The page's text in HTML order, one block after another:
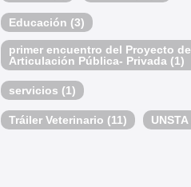
Educación (3)
primer encuentro del Proyecto de
Articulación Pública- Privada (1)
servicios (1)
Tráiler Veterinario (11) UNSTA